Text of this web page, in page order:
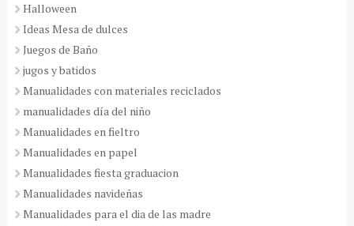
Halloween
Ideas Mesa de dulces
Juegos de Baño
jugos y batidos
Manualidades con materiales reciclados
manualidades día del niño
Manualidades en fieltro
Manualidades en papel
Manualidades fiesta graduacion
Manualidades navideñas
Manualidades para el dia de las madre